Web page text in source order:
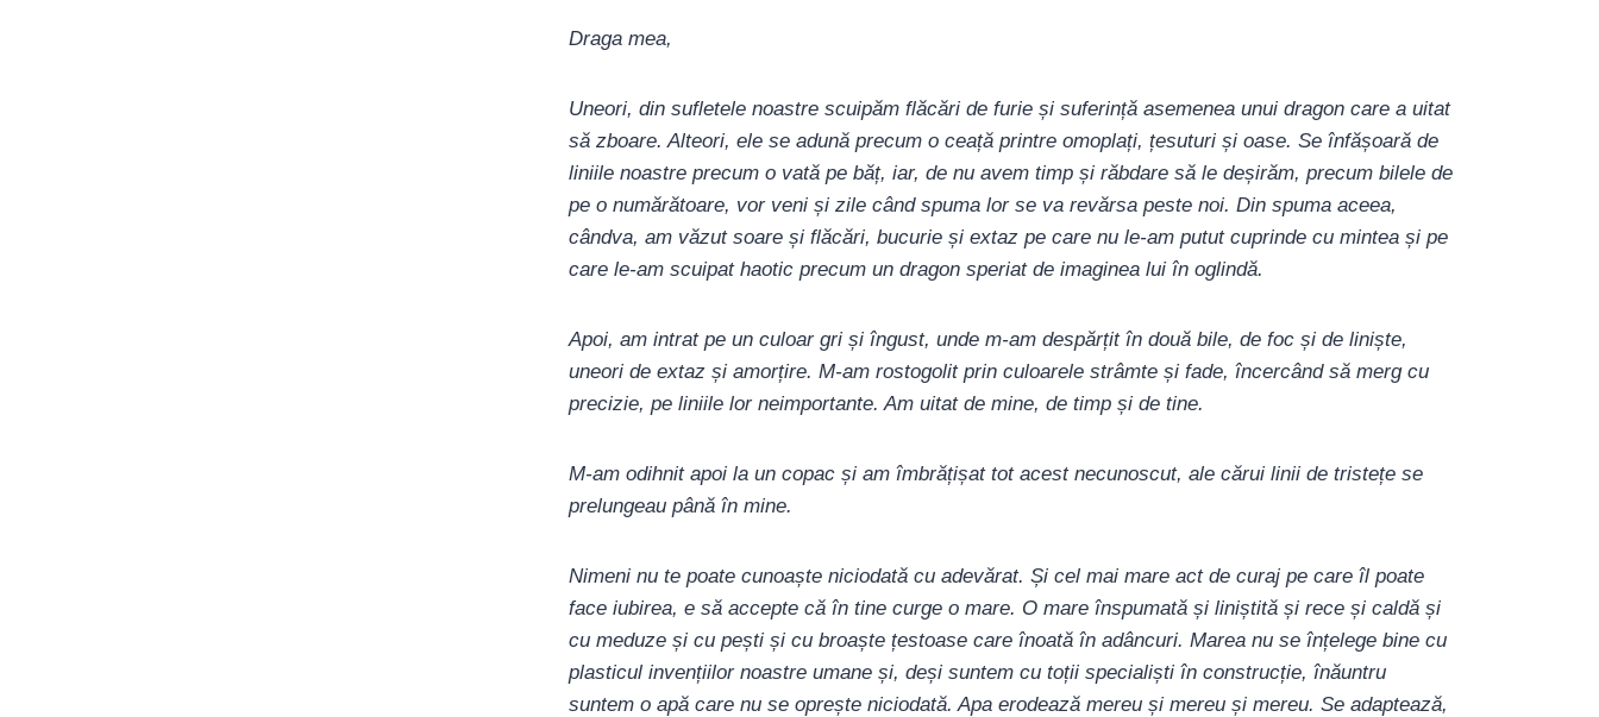
Draga mea,
Uneori, din sufletele noastre scuipăm flăcări de furie și suferință asemenea unui dragon care a uitat
să zboare. Alteori, ele se adună precum o ceață printre omoplați, țesuturi și oase. Se înfășoară de
liniile noastre precum o vată pe băț, iar, de nu avem timp și răbdare să le deșirăm, precum bilele de
pe o numărătoare, vor veni și zile când spuma lor se va revărsa peste noi. Din spuma aceea,
cândva, am văzut soare și flăcări, bucurie și extaz pe care nu le-am putut cuprinde cu mintea și pe
care le-am scuipat haotic precum un dragon speriat de imaginea lui în oglindă.
Apoi, am intrat pe un culoar gri și îngust, unde m-am despărțit în două bile, de foc și de liniște,
uneori de extaz și amorțire. M-am rostogolit prin culoarele strâmte și fade, încercând să merg cu
precizie, pe liniile lor neimportante. Am uitat de mine, de timp și de tine.
M-am odihnit apoi la un copac și am îmbrățișat tot acest necunoscut, ale cărui linii de tristețe se
prelungeau până în mine.
Nimeni nu te poate cunoaște niciodată cu adevărat. Și cel mai mare act de curaj pe care îl poate
face iubirea, e să accepte că în tine curge o mare. O mare înspumată și liniștită și rece și caldă și
cu meduze și cu pești și cu broaște țestoase care înoată în adâncuri. Marea nu se înțelege bine cu
plasticul invențiilor noastre umane și, deși suntem cu toții specialiști în construcție, înăuntru
suntem o apă care nu se oprește niciodată. Apa erodează mereu și mereu și mereu. Se adaptează,